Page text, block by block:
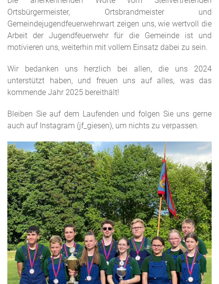
Ortsbürgermeister, Ortsbrandmeister und
Gemeindejugendfeuerwehrwart zeigen uns, wie wertvoll die
Arbeit der Jugendfeuerwehr für die Gemeinde ist und
motivieren uns, weiterhin mit vollem Einsatz dabei zu sein.
Wir bedanken uns herzlich bei allen, die uns 2024
unterstützt haben, und freuen uns auf alles, was das
kommende Jahr 2025 bereithält!
Bleiben Sie auf dem Laufenden und folgen Sie uns gerne
auch auf Instagram (jf_giesen), um nichts zu verpassen.